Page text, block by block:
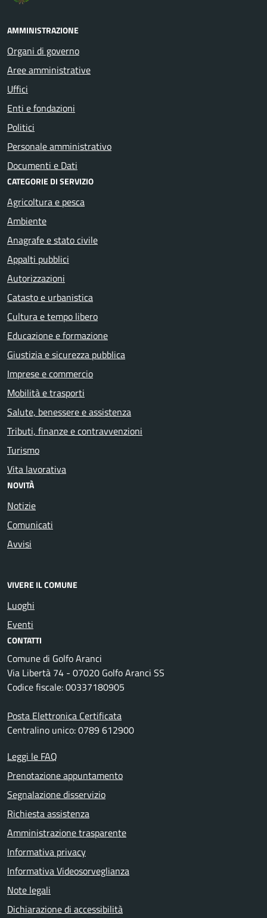
AMMINISTRAZIONE
Organi di governo
Aree amministrative
Uffici
Enti e fondazioni
Politici
Personale amministrativo
Documenti e Dati
CATEGORIE DI SERVIZIO
Agricoltura e pesca
Ambiente
Anagrafe e stato civile
Appalti pubblici
Autorizzazioni
Catasto e urbanistica
Cultura e tempo libero
Educazione e formazione
Giustizia e sicurezza pubblica
Imprese e commercio
Mobilità e trasporti
Salute, benessere e assistenza
Tributi, finanze e contravvenzioni
Turismo
Vita lavorativa
NOVITÀ
Notizie
Comunicati
Avvisi
VIVERE IL COMUNE
Luoghi
Eventi
CONTATTI
Comune di Golfo Aranci
Via Libertà 74 - 07020 Golfo Aranci SS
Codice fiscale: 00337180905
Posta Elettronica Certificata
Centralino unico: 0789 612900
Leggi le FAQ
Prenotazione appuntamento
Segnalazione disservizio
Richiesta assistenza
Amministrazione trasparente
Informativa privacy
Informativa Videosorveglianza
Note legali
Dichiarazione di accessibilità